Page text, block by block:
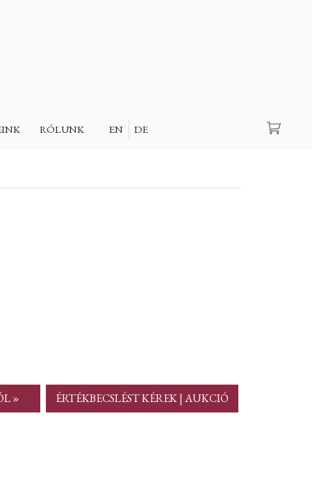
RÓLUNK EN DE
Keresés
» ÉRTÉKBECSLÉST KÉREK | AUKCIÓ